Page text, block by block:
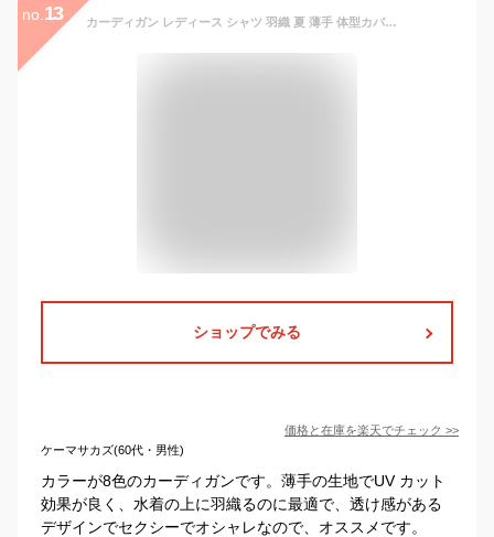
no. 13 カーディガン レディース シャツ 羽織 夏 薄手 体型カバー ガウン 半袖 日焼け防止 襟付き ロングカーディガン UVカット 薄手 透け 前開き 紫外線対策 水着 海 プール アウター 無地 ウエストマーク お洒落 ゆったり シンプル カジュアル アシンメトリー 通勤
ショップでみる
価格と在庫を楽天でチェック >>
ケーマサカズ(60代・男性)
カラーが8色のカーディガンです。薄手の生地でUV カット
効果が良く、水着の上に羽織るのに最適で、透け感がある
デザインでセクシーでオシャレなので、オススメです。